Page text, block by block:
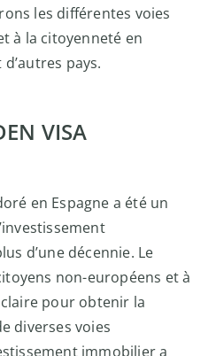
les différentes voies
à la citoyenneté en
d’autres pays.
VISA
en Espagne a été un
d’une décennie. Le
non-européens et à
pour obtenir la
diverses voies
immobilier a